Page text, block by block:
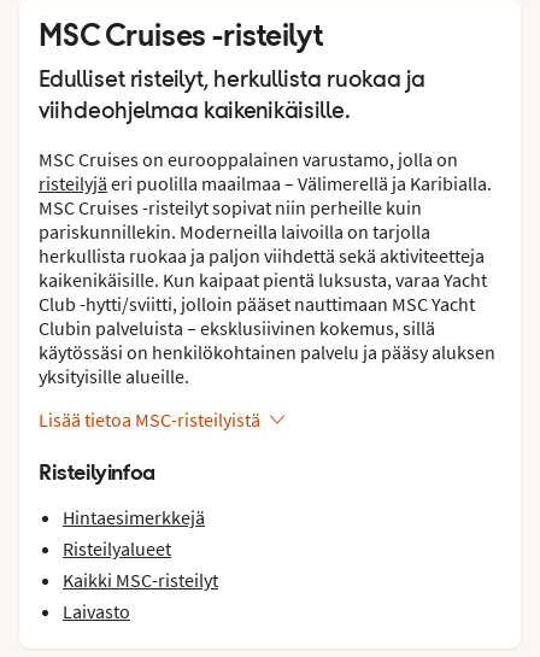
MSC Cruises -risteilyt
Edulliset risteilyt, herkullista ruokaa ja
viihdeohjelmaa kaikenikäisille.
MSC Cruises on eurooppalainen varustamo, jolla on
risteilyjä eri puolilla maailmaa – Välimerellä ja Karibialla.
MSC Cruises -risteilyt sopivat niin perheille kuin
pariskunnillekin. Moderneilla laivoilla on tarjolla
herkullista ruokaa ja paljon viihdettä sekä aktiviteetteja
kaikenikäisille. Kun kaipaat pientä luksusta, varaa Yacht
Club -hytti/sviitti, jolloin pääset nauttimaan MSC Yacht
Clubin palveluista – eksklusiivinen kokemus, sillä
käytössäsi on henkilökohtainen palvelu ja pääsy aluksen
yksityisille alueille.
Lisää tietoa MSC-risteilyistä
Risteilyinfoa
Hintaesimerkkejä
Risteilyalueet
Kaikki MSC-risteilyt
Laivasto